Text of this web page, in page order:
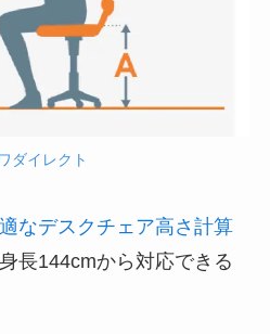
ダイレクト
なデスクチェア高さ計算
長144cmから対応できる